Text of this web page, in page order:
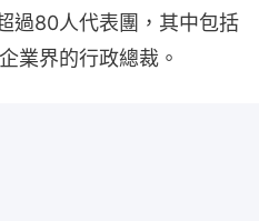
過80人代表團，其中包括
業界的行政總裁。